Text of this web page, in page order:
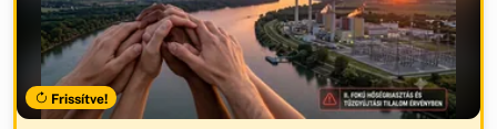
Frissítve!